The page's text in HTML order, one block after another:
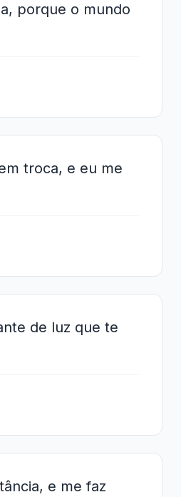
porque o mundo
troca, e eu me
de luz que te
e me faz